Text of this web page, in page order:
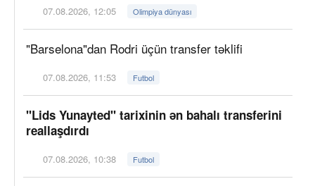
07.08.2026, 12:05 Olimpiya dünyası
"Barselona"dan Rodri üçün transfer təklifi
07.08.2026, 11:53 Futbol
"Lids Yunayted" tarixinin ən bahalı transferini
reallaşdırdı
07.08.2026, 10:38 Futbol